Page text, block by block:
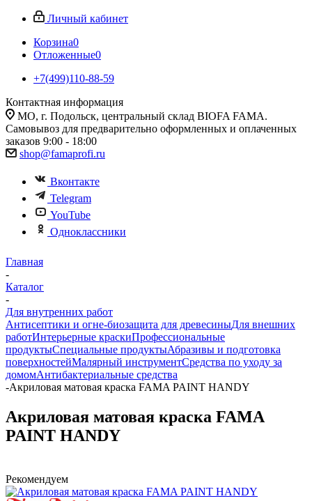
Личный кабинет
Корзина0
Отложенные0
+7(499)110-88-59
Контактная информация
МО, г. Подольск, центральный склад BIOFA FAMA.
Самовывоз для предварительно оформленных и оплаченных
заказов 9:00 - 18:00
shop@famaprofi.ru
Вконтакте
Telegram
YouTube
Одноклассники
Главная
-
Каталог
-
Для внутренних работ
Антисептики и огне-биозащита для древесиныДля внешних
работИнтерьерные краскиПрофессиональные
продуктыСпециальные продуктыАбразивы и подготовка
поверхностейМалярный инструментСредства по уходу за
домомАнтибактериальные средства
-Акриловая матовая краска FAMA PAINT HANDY
Акриловая матовая краска FAMA
PAINT HANDY
Рекомендуем